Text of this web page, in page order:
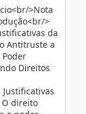
>Nota
>
da
Antitruste a
Poder
Direitos
direito